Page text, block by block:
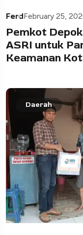
FerdFebruary 25,
Pemkot
ASRI untuk
Keamanan
Daerah